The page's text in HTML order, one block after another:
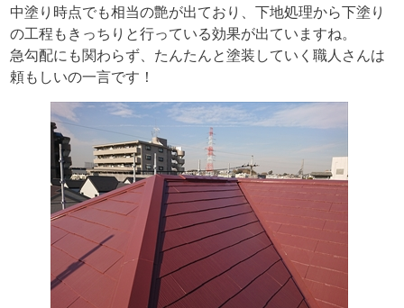
中塗り時点でも相当の艶が出ており、下地処理から下塗り
の工程もきっちりと行っている効果が出ていますね。
急勾配にも関わらず、たんたんと塗装していく職人さんは
頼もしいの一言です！